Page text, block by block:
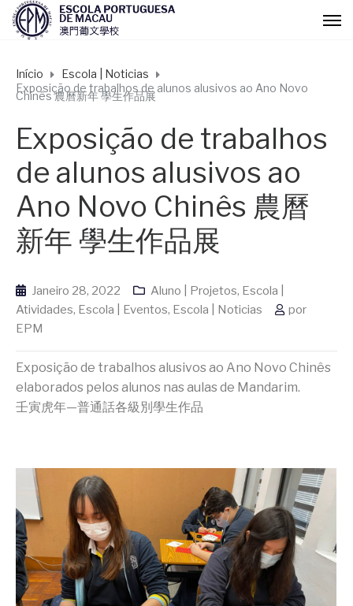
Início
Escola | Noticias
Exposição de trabalhos de alunos alusivos ao Ano Novo
Chinês 農曆新年 學生作品展
Exposição de trabalhos
de alunos alusivos ao
Ano Novo Chinês 農曆
新年 學生作品展
Janeiro 28, 2022 Aluno | Projetos, Escola |
Atividades, Escola | Eventos, Escola | Noticias
por
EPM
Exposição de trabalhos alusivos ao Ano Novo Chinês
elaborados pelos alunos nas aulas de Mandarim.
壬寅虎年—普通話各級別學生作品